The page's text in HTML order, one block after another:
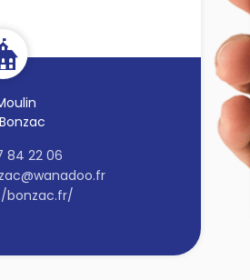
84 22 06
bonzac.fr/